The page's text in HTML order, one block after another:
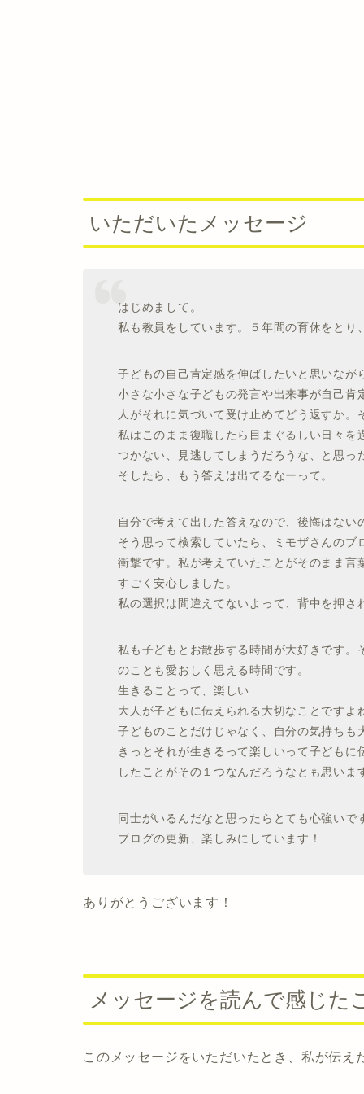
いただいたメッセージ
はじめまして。
私も教員をしています。５年間の育休をと
子どもの自己肯定感を伸ばしたいと思いなが
小さな小さな子どもの発言や出来事が自己
人がそれに気づいて受け止めてどう返すか
私はこのまま復職したら目まぐるしい日々
つかない、見逃してしまうだろうな、と思っ
そしたら、もう答えは出てるなーって。
自分で考えて出した答えなので、後悔はな
そう思って検索していたら、ミモザさんのブ
衝撃です。私が考えていたことがそのまま
すごく安心しました。
私の選択は間違えてないよって、背中を押さ
私も子どもとお散歩する時間が大好きです
のことも愛おしく思える時間です。
生きることって、楽しい
大人が子どもに伝えられる大切なことですよ
子どものことだけじゃなく、自分の気持ち
きっとそれが生きるって楽しいって子ども
したことがその１つなんだろうなとも思いま
同士がいるんだなと思ったらとても心強い
ブログの更新、楽しみにしています！
ありがとうございます！
メッセージを読んで感じた
このメッセージをいただいたとき、私が伝